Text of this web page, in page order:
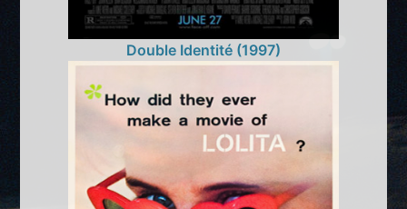
Double Identité (1997)